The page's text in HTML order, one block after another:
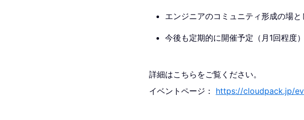
エンジニアのコミュニティ形成の場と
今後も定期的に開催予定（月1回程度）
詳細はこちらをご覧ください。
イベントページ： https://cloudpack.jp/